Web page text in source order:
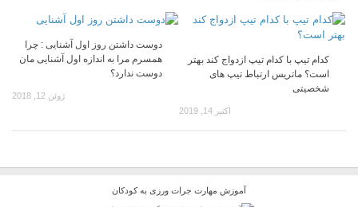
دوست داشتن روز اول آشنایی : چرا
همسرم مرا به اندازه اول آشنایی مان
دوست ندارد؟
ژوئن 12, 2018
کدام تیپ با کدام تیپ ازدواج کند بهتر
است؟ ماتریس ارتباط تیپ های
شخصیتی
اکتبر 14, 2019
آموزش مهارت جرات ورزی به کودکان